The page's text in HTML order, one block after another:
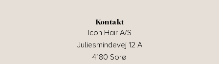
Kontakt
Icon Hair A/S
Juliesmindevej 12 A
4180 Sorø